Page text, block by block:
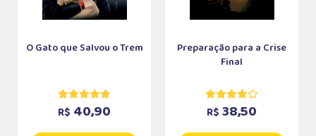
O Gato que Salvou o Trem
R$ 40,90
Preparação para a Crise
Final
R$ 38,50